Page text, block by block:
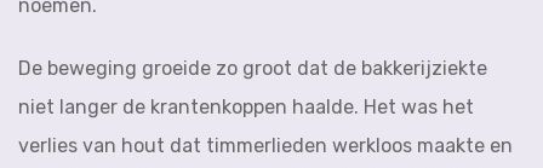
noemen.
De beweging groeide zo groot dat de bakkerijziekte
niet langer de krantenkoppen haalde. Het was het
verlies van hout dat timmerlieden werkloos maakte en